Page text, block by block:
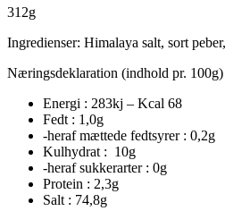
312g
Ingredienser: Himalaya salt, sort
Næringsdeklaration (indhold pr. 100g)
Energi : 283kj
Fedt : 1,0g
-heraf mættede fedtsyrer : 0,2g
Kulhydrat : 10g
-heraf sukkerarter : 0g
Protein : 2,3g
Salt : 74,8g